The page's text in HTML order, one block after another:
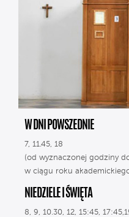
W DNI POWSZEDNIE
7, 11.45, 18
(od wyznaczonej godziny
w ciągu roku
NIEDZIELE I ŚWIĘTA
8, 9, 10.30, 12, 15:45,